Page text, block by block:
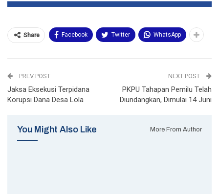
Share Facebook Twitter WhatsApp
PREV POST
Jaksa Eksekusi Terpidana
Korupsi Dana Desa Lola
NEXT POST
PKPU Tahapan Pemilu Telah
Diundangkan, Dimulai 14 Juni
You Might Also Like More From Author